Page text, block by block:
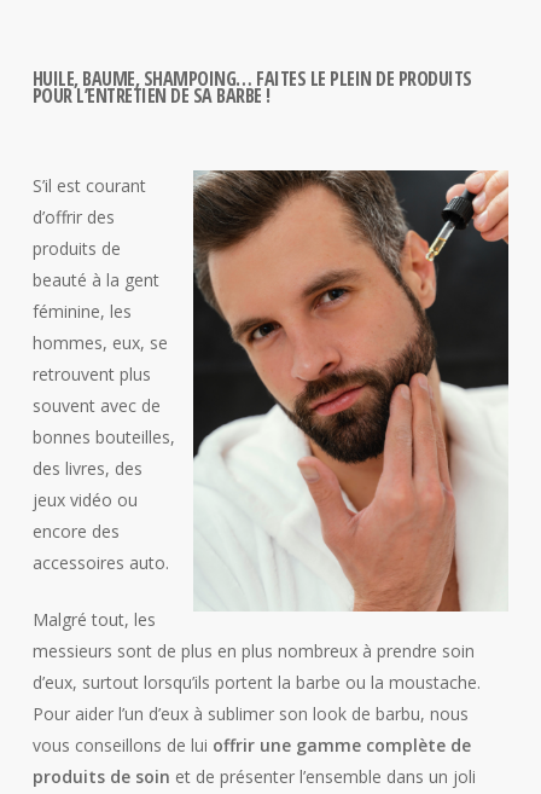
HUILE, BAUME, SHAMPOING… FAITES LE PLEIN DE PRODUITS
POUR L’ENTRETIEN DE SA BARBE !
S’il est courant
d’offrir des
produits de
beauté à la gent
féminine, les
hommes, eux, se
retrouvent plus
souvent avec de
bonnes bouteilles,
des livres, des
jeux vidéo ou
encore des
accessoires auto.
Malgré tout, les
messieurs sont de plus en plus nombreux à prendre soin
d’eux, surtout lorsqu’ils portent la barbe ou la moustache.
Pour aider l’un d’eux à sublimer son look de barbu, nous
vous conseillons de lui offrir une gamme complète de
produits de soin et de présenter l’ensemble dans un joli